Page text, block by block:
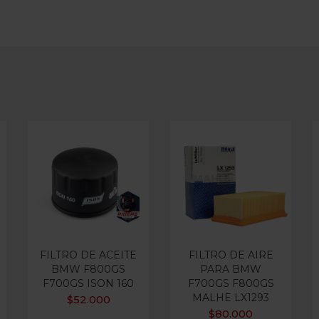
FILTRO DE ACEITE
BMW F800GS
F700GS ISON 160
$52.000
FILTRO DE AIRE
PARA BMW
F700GS F800GS
MALHE LX1293
$80.000